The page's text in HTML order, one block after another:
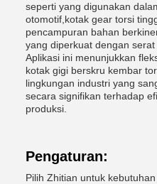
seperti yang digunakan
otomotif,kotak gear torsi
pencampuran bahan
yang diperkuat dengan serat
Aplikasi ini menunjukkan
kotak gigi berskru kembar
lingkungan industri yang
secara signifikan terhadap
produksi.
Pengaturan:
Pilih Zhitian untuk